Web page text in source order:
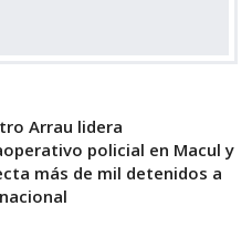
Arrau lidera
policial en Macul y
más de mil detenidos a